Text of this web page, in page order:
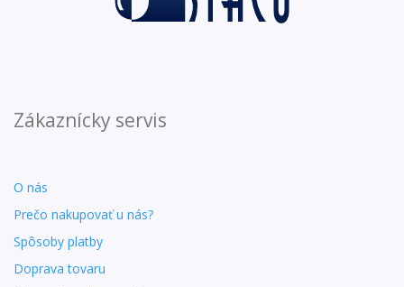
Zákaznícky servis
O nás
Prečo nakupovať u nás?
Spôsoby platby
Doprava tovaru